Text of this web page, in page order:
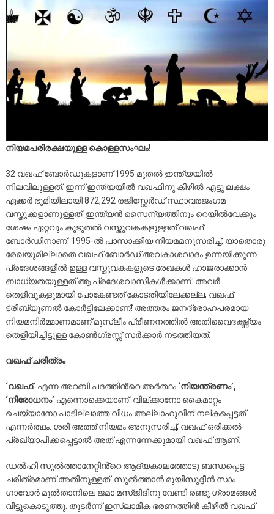
നിയമപരിരക്ഷയുള്ള കൊള്ളസംഘം!
32 വഖഫ് ബോർഡുകളാണ് 1995 മുതൽ ഇന്ത്യയിൽ
നിലവിലുള്ളത്. ഇന്ന് ഇന്ത്യയിൽ വഖഫിനു കീഴിൽ എട്ടു ലക്ഷം
ഏക്കർ ഭൂമിയിലായി 872,292 രജിസ്റ്റേർഡ് സ്ഥാവരജംഗമ
വസ്തുക്കളാണുള്ളത്. ഇന്ത്യൻ സൈന്യത്തിനും റെയിൽവേക്കും
ശേഷം ഏറ്റവും കൂടുതൽ വസ്തുവകകളുള്ളത് വഖഫ്
ബോർഡിനാണ്. 1995-ൽ പാസാക്കിയ നിയമമനുസരിച്ച്, യാതൊരു
രേഖയുമില്ലാതെ വഖഫ് ബോർഡ് അവകാശവാദം ഉന്നയിക്കുന്ന
പ്രദേശങ്ങളിൽ ഉള്ള വസ്തുവകകളുടെ രേഖകൾ ഹാജരാക്കാൻ
ബാധ്യതയുള്ളത് ആ പ്രദേശവാസികൾക്കാണ്. അവർ
തെളിവുകളുമായി പോകേണ്ടത് കോടതിയിലേക്കല്ല, വഖഫ്
ട്രിബ്യൂണൽ കോർട്ടിലേക്കാണ്! അത്തരം ജനദ്രോഹപരമായ
നിയമനിർമ്മാണമാണ് മുസ്ലീം പ്രീണനത്തിൽ അതിവൈദഗ്ദ്ധ്യം
തെളിയിച്ചിട്ടുള്ള കോൺഗ്രസ്സ് സർക്കാർ നടത്തിയത്.
വഖഫ് ചരിത്രം
‘വഖഫ്’ എന്ന അറബി പദത്തിൻ്റെ അർത്ഥം‘നിയന്ത്രണം’,
‘നിരോധനം’ എന്നൊക്കെയാണ്. വില്ക്കാനോ കൈമാറ്റം
ചെയ്യാനോ പാടില്ലാത്ത വിധം അല്ലാഹുവിന് നല്കപ്പെട്ടത്
എന്നർത്ഥം. ശരി അത്ത് നിയമം അനുസരിച്ച്, വഖഫ് ഒരിക്കൽ
പ്രഖ്യാപിക്കപ്പെട്ടാൽ അത് എന്നന്നേക്കുമായി വഖഫ് ആണ്.
ഡൽഹി സുൽത്താനേറ്റിൻ്റെ ആദ്യകാലത്തോടു ബന്ധപ്പെട്ട
ചരിത്രമാണ് അതിനുള്ളത്. സുൽത്താൻ മുയിസുദ്ദീൻ സാം
ഗാവോർ മുൽതാനിലെ ജമാ മസ്ജിദിനു വേണ്ടി രണ്ടു ഗ്രാമങ്ങൾ
വിട്ടുകൊടുത്തു. തുടർന്ന് ഇസ്ലാമിക ഭരണത്തിൻ കീഴിൽ വഖഫ്